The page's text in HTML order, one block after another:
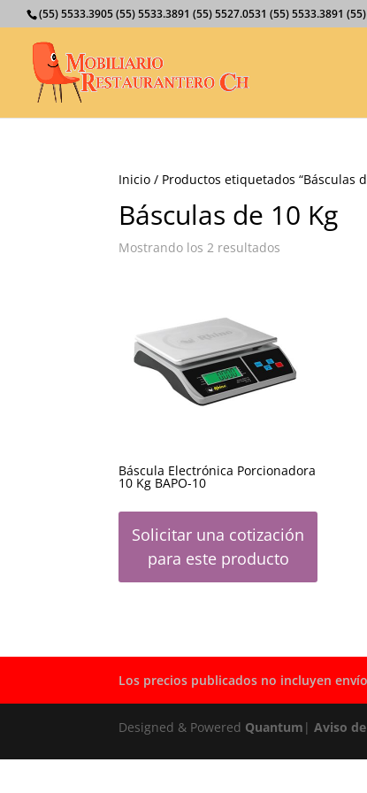
(55) 5533.3905 (55) 5533.3891 (55) 5527.0531 (55) 5533.3891
Inicio / Productos etiquetados “Básculas
Básculas de 10 Kg
Mostrando los 2 resultados
Báscula Electrónica Porcionadora
10 Kg BAPO-10
Solicitar una cotización
para este producto
Los precios publicados no incluyen
Designed & Powered Quantum |Aviso